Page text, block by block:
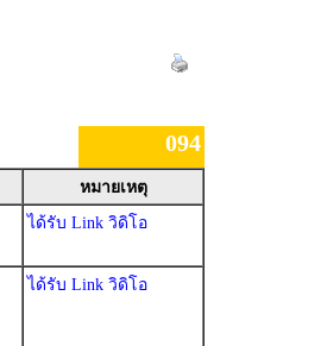
094
หมายเหตุ
ได้รับ Link วิดิโอ
ได้รับ Link วิดิโอ